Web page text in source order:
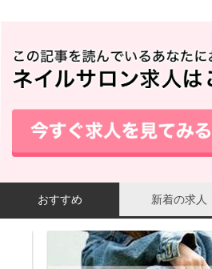
ます。また次回も宜しくお願いします
ネイリスト歴に関わらずどなたが担当
今回も大満足！！これからも、宜し
性）
TEL 079-283-8008
住所 兵庫県姫路市南駅
JR姫路駅南口 徒歩
無休
おすすめ 新着の求人